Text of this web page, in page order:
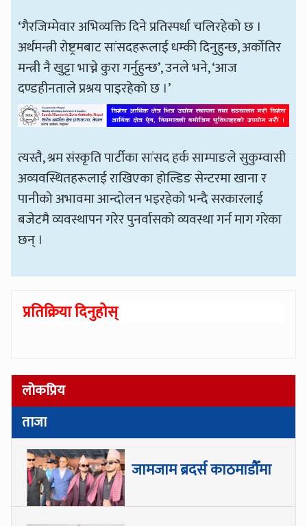
‘गैरजिम्मेवार अभिव्यक्ति दिने प्रतिस्पर्धा चलिरहेको छ ।
अर्थमन्त्री रोष्ट्रमबाट सांसदहरूलाई धम्की दिनुहुन्छ, अर्कोतिर
मन्त्री नै खुट्टा भाच्ने कुरा गर्नुहुन्छ’, उनले भने, ‘आज
दण्डहीनताले प्रश्रय पाइरहेको छ ।’
त्यस्तै, श्रम संस्कृति पार्टीका सांसद हर्क साम्पाङले सुकुम्वासी
अव्यवस्थितहरूलाई राखिएका होल्डिङ सेन्टरमा खाना र
पानीको अभावमा आन्दोलन भइरहेको भन्दै सरकारलाई
बजेटमै व्यवस्थापन गरेर पुनर्वासको व्यवस्था गर्न माग गरेका
छन् ।
प्रतिक्रिया दिनुहोस्
लोकप्रिय
ताजा
जामजाम ब्रदर्स काठमाडौँमा